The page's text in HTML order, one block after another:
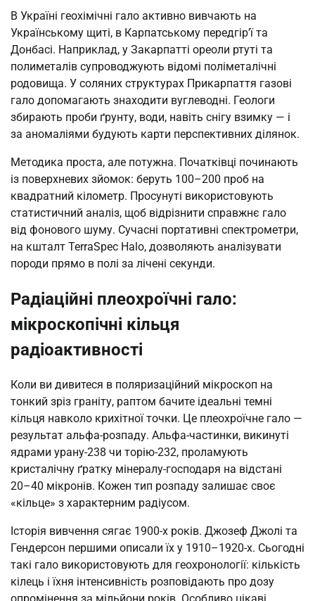
В Україні геохімічні гало активно вивчають на
Українському щиті, в Карпатському передгір’ї та
Донбасі. Наприклад, у Закарпатті ореоли ртуті та
полиметалів супроводжують відомі поліметалічні
родовища. У соляних структурах Прикарпаття газові
гало допомагають знаходити вуглеводні. Геологи
збирають проби ґрунту, води, навіть снігу взимку — і
за аномаліями будують карти перспективних ділянок.
Методика проста, але потужна. Початківці починають
із поверхневих зйомок: беруть 100–200 проб на
квадратний кілометр. Просунуті використовують
статистичний аналіз, щоб відрізнити справжнє гало
від фонового шуму. Сучасні портативні спектрометри,
на кшталт TerraSpec Halo, дозволяють аналізувати
породи прямо в полі за лічені секунди.
Радіаційні плеохроїчні гало:
мікроскопічні кільця
радіоактивності
Коли ви дивитеся в поляризаційний мікроскоп на
тонкий зріз граніту, раптом бачите ідеальні темні
кільця навколо крихітної точки. Це плеохроїчне гало —
результат альфа-розпаду. Альфа-частинки, викинуті
ядрами урану-238 чи торію-232, проламують
кристалічну ґратку мінералу-господаря на відстані
20–40 мікронів. Кожен тип розпаду залишає своє
«кільце» з характерним радіусом.
Історія вивчення сягає 1900-х років. Джозеф Джолі та
Гендерсон першими описали їх у 1910–1920-х. Сьогодні
такі гало використовують для геохронології: кількість
кілець і їхня інтенсивність розповідають про дозу